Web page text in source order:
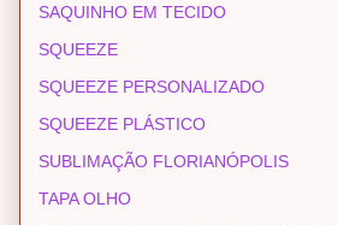
SAQUINHO EM TECIDO
SQUEEZE
SQUEEZE PERSONALIZADO
SQUEEZE PLÁSTICO
SUBLIMAÇÃO FLORIANÓPOLIS
TAPA OLHO